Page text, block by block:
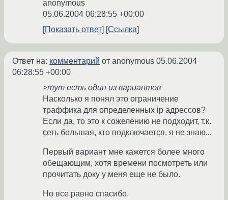
anonymous
05.06.2004 06:28:55 +00:00
Показать ответ
Ссылка
Ответ на: комментарий от anonymous 05.06.2004
06:28:55 +00:00
>тут есть один из вариантов
Насколько я понял это ограничение
траффика для определенных ip адрессов?
Если да, то это к сожелению не подходит, т.к.
сеть большая, кто подключается, я не знаю...
Первый вариант мне кажется более много
обещающим, хотя времени посмотреть или
прочитать доку у меня еще не было.
Но все равно спасибо.